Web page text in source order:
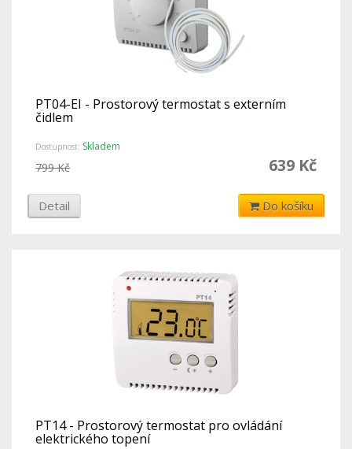
PT04-EI - Prostorový termostat s externím
čidlem
Dostupnost: Skladem
639 Kč
799 Kč
Detail Do košíku
PT14 - Prostorový termostat pro ovládání
elektrického topení